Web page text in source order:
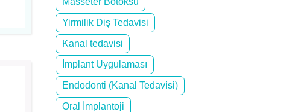
Yirmilik Diş Tedavisi
Kanal tedavisi
İmplant Uygulaması
Endodonti (Kanal Tedavisi)
Oral İmplantoji